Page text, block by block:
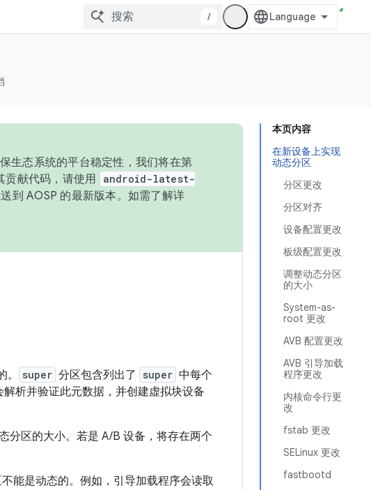
/
本页内容
在新设备上实现
动态分区
分区更改
分区对齐
设备配置更改
板级配置更改
调整动态分区
的大小
System-as-
root 更改
AVB 配置更改
AVB 引导加载
程序更改
内核命令行更
改
fstab 更改
SELinux 更改
fastbootd
生态系统的平台稳定性，我们将在第
贡献代码，请使用
android-latest-
到 AOSP 的最新版本。如需了解详
super 分区包含列出了 super 中每个
解析并验证此元数据，并创建虚拟块设备
分区的大小。若是 A/B 设备，将存在两个
能是动态的。例如，引导加载程序会读取